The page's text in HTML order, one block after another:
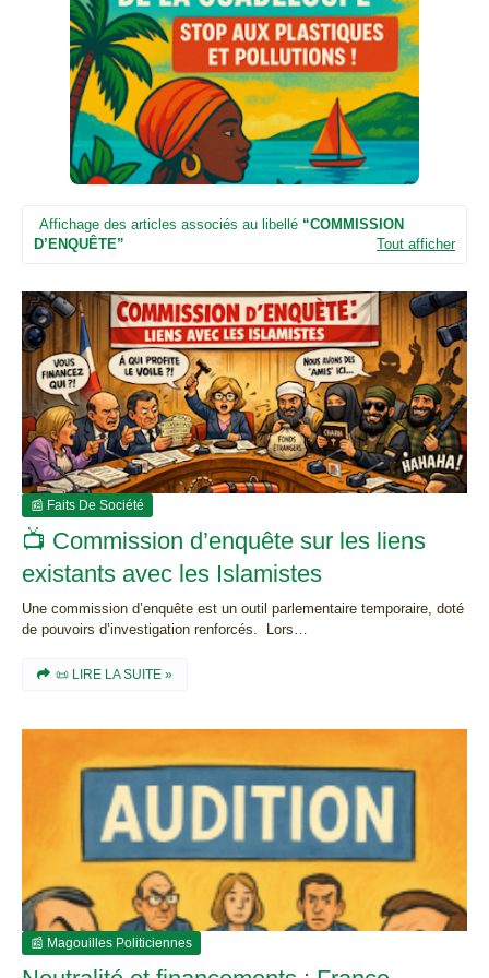
n
e
u
n
e
d
e
t
é
v
i
i
n
Affichage des articles associés au libellé
COMMISSION
D’ENQUÊTE
Tout afficher
📰 Faits De Société
📺 Commission d’enquête sur les liens
existants avec les Islamistes
Une commission d’enquête est un outil parlementaire temporaire, doté
de pouvoirs d’investigation renforcés. Lors…
📜 LIRE LA SUITE »
📰 Magouilles Politiciennes